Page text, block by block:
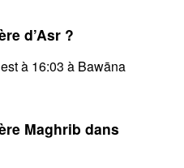
d’Asr ?
à 16:03 à Bawāna
Maghrib dans